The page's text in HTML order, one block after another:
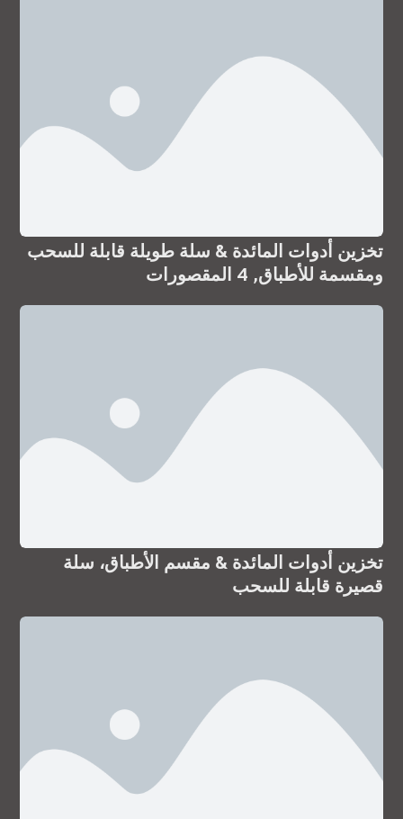
تخزين أدوات المائدة & سلة طويلة قابلة للسحب
ومقسمة للأطباق, 4 المقصورات
تخزين أدوات المائدة & مقسم الأطباق، سلة
قصيرة قابلة للسحب